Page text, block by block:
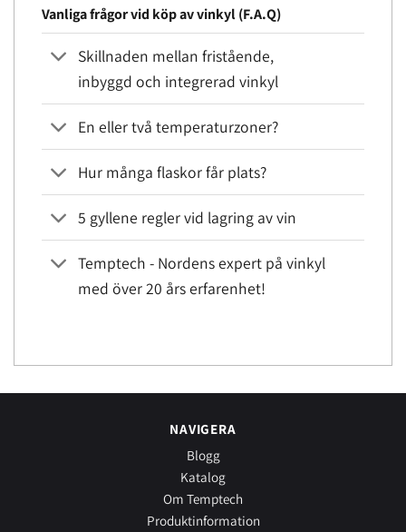
Vanliga frågor vid köp av vinkyl (F.A.Q)
Skillnaden mellan fristående,
inbyggd och integrerad vinkyl
En eller två temperaturzoner?
Hur många flaskor får plats?
5 gyllene regler vid lagring av vin
Temptech - Nordens expert på vinkyl
med över 20 års erfarenhet!
NAVIGERA
Blogg
Katalog
Om Temptech
Produktinformation